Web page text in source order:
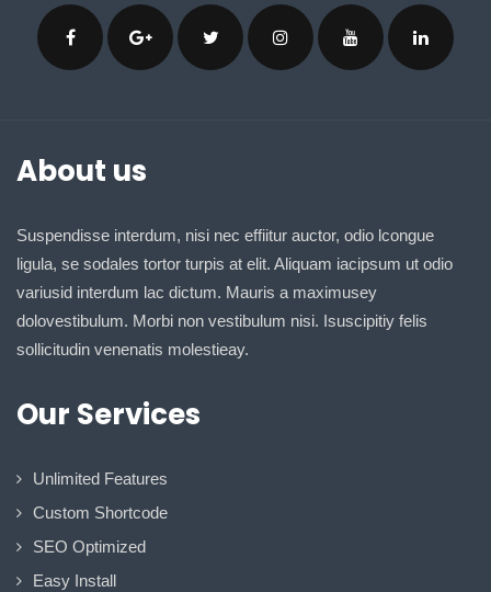
About us
Suspendisse interdum, nisi nec effiitur auctor, odio lcongue
ligula, se sodales tortor turpis at elit. Aliquam iacipsum ut odio
variusid interdum lac dictum. Mauris a maximusey
dolovestibulum. Morbi non vestibulum nisi. Isuscipitiy felis
sollicitudin venenatis molestieay.
Our Services
Unlimited Features
Custom Shortcode
SEO Optimized
Easy Install